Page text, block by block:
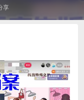
享